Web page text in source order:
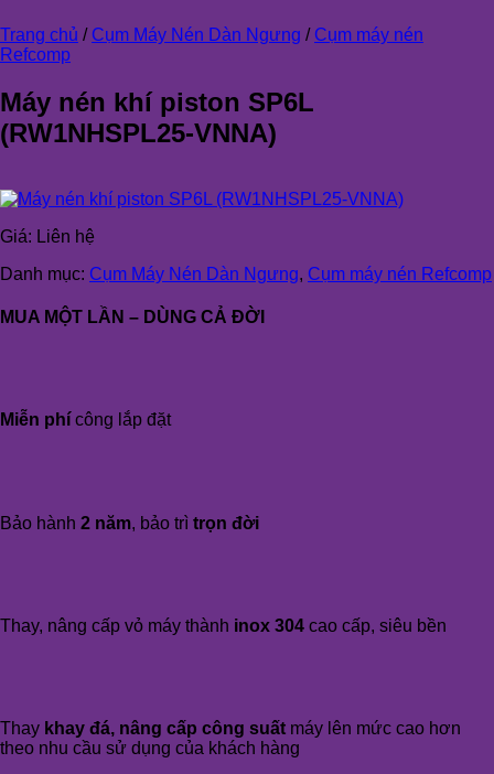
Trang chủ / Cụm Máy Nén Dàn Ngưng / Cụm máy nén
Refcomp
Máy nén khí piston SP6L
(RW1NHSPL25-VNNA)
Giá: Liên hệ
Danh mục: Cụm Máy Nén Dàn Ngưng, Cụm máy nén Refcomp
MUA MỘT LẦN – DÙNG CẢ ĐỜI
Miễn phí công lắp đặt
Bảo hành 2 năm, bảo trì trọn đời
Thay, nâng cấp vỏ máy thành inox 304 cao cấp, siêu bền
Thay khay đá, nâng cấp công suất máy lên mức cao hơn
theo nhu cầu sử dụng của khách hàng